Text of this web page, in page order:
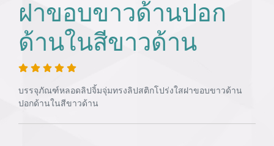
ฝาขอบขาวด้านปอก
ด้านในสีขาวด้าน
บรรจุภัณฑ์หลอดลิปจิ้มจุ่มทรงลิปสติกโปร่งใสฝาขอบขาวด้าน
ปอกด้านในสีขาวด้าน